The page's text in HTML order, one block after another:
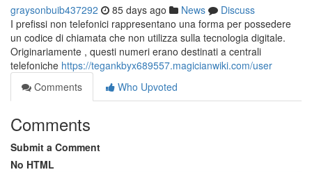
graysonbuib437292 85 days ago News
Discuss
I prefissi non telefonici rappresentano una forma per possedere
un codice di chiamata che non utilizza sulla tecnologia digitale.
Originariamente , questi numeri erano destinati a centrali
telefoniche https://tegankbyx689557.magicianwiki.com/user
Comments
Who Upvoted
Comments
Submit a Comment
No HTML